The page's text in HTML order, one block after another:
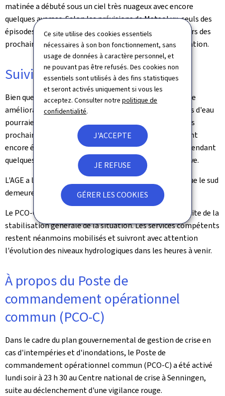
Ce site utilise des cookies essentiels
nécessaires à son bon fonctionnement, sans
usage de données à caractère personnel, et
ne pouvant pas être refusés. Des cookies non
essentiels sont utilisés à des fins statistiques
et seront activés uniquement si vous les
acceptez. Consulter notrepolitique de
confidentialité.
J'ACCEPTE
JE REFUSE
GÉRER LES COOKIES
matinée a débuté sous un ciel très nuageux avec encore
quelques averses. Selon les prévisions de MeteoLux, seuls des
épisodes de pluie faibles et épars sont attendus au cours des
prochains jours, sans incidence significative sur la situation.
Suivi hydrologique
Bien que la tendance météorologique s'oriente vers une
amélioration progressive, les niveaux de quelques cours d'eau
pourraient encore augmenter très légèrement dans les
prochaines heures. Les niveaux d'eau de l'Alzette restent
encore élevés et cette situation devrait se prolonger pendant
quelques heures avant d'entamer une baisse progressive.
L'AGE a levé toute alerte pour le nord du pays, tandis que le sud
demeure classé en rouge.
Le PCO-C a décidé de mettre fin à son activation à la suite de la
stabilisation générale de la situation. Les services compétents
restent néanmoins mobilisés et suivront avec attention
l'évolution des niveaux hydrologiques dans les heures à venir.
À propos du Poste de
commandement opérationnel
commun (PCO-C)
Dans le cadre du plan gouvernemental de gestion de crise en
cas d'intempéries et d'inondations, le Poste de
commandement opérationnel commun (PCO-C) a été activé
lundi soir à 23 h 30 au Centre national de crise à Senningen,
suite au déclenchement d'une vigilance rouge.